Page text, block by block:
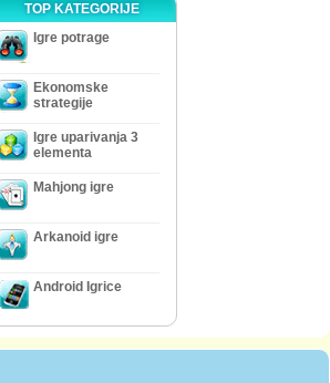
TOP KATEGORIJE
Igre potrage
Ekonomske
strategije
Igre uparivanja 3
elementa
Mahjong igre
Arkanoid igre
Android Igrice